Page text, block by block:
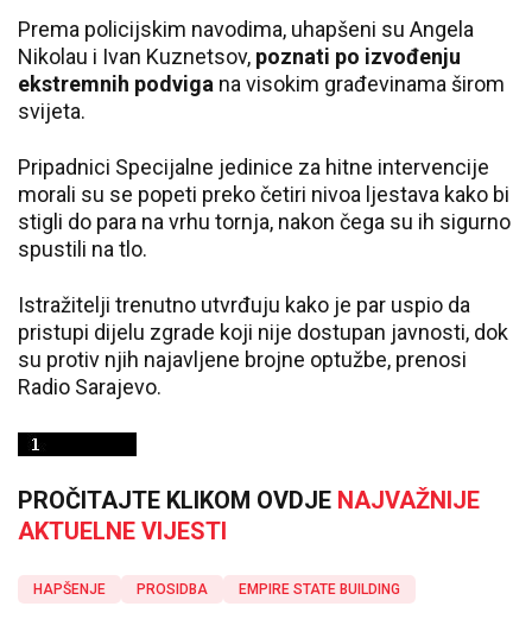
Prema policijskim navodima, uhapšeni su Angela
Nikolau i Ivan Kuznetsov, poznati po izvođenju
ekstremnih podviga na visokim građevinama širom
svijeta.
Pripadnici Specijalne jedinice za hitne intervencije
morali su se popeti preko četiri nivoa ljestava kako bi
stigli do para na vrhu tornja, nakon čega su ih sigurno
spustili na tlo.
Istražitelji trenutno utvrđuju kako je par uspio da
pristupi dijelu zgrade koji nije dostupan javnosti, dok
su protiv njih najavljene brojne optužbe, prenosi
Radio Sarajevo.
PROČITAJTE KLIKOM OVDJE NAJVAŽNIJE
AKTUELNE VIJESTI
HAPŠENJE PROSIDBA EMPIRE STATE BUILDING